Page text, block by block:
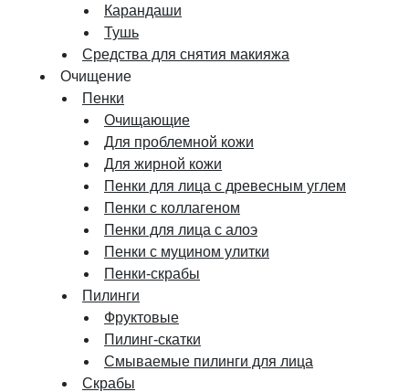
Карандаши
Тушь
Средства для снятия макияжа
Очищение
Пенки
Очищающие
Для проблемной кожи
Для жирной кожи
Пенки для лица с древесным углем
Пенки с коллагеном
Пенки для лица с алоэ
Пенки с муцином улитки
Пенки-скрабы
Пилинги
Фруктовые
Пилинг-скатки
Смываемые пилинги для лица
Скрабы